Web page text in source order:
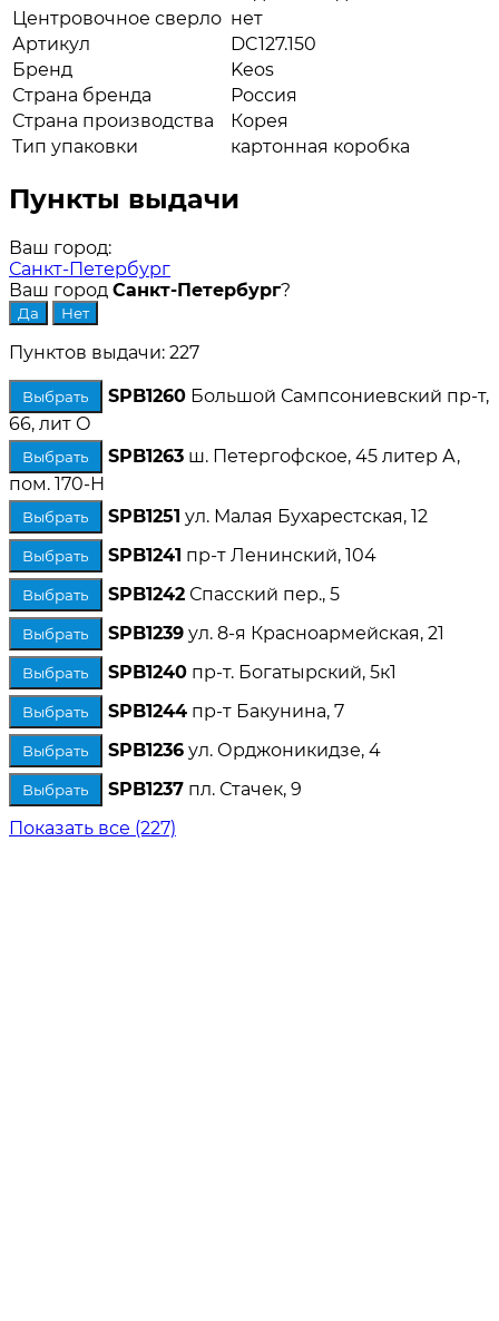
Центровочное сверло нет
Артикул
DC127.150
Бренд
Keos
Страна бренда
Россия
Страна производства
Корея
Тип упаковки
картонная коробка
Пункты выдачи
Ваш город:
Санкт-Петербург
Ваш город Санкт-Петербург?
Пунктов выдачи: 227
Выбрать SPB1260 Большой Сампсониевский пр-т,
66, лит О
Выбрать SPB1263 ш. Петергофское, 45 литер А,
пом. 170-Н
Выбрать SPB1251 ул. Малая Бухарестская, 12
Выбрать SPB1241 пр-т Ленинский, 104
Выбрать SPB1242 Спасский пер., 5
Выбрать SPB1239 ул. 8-я Красноармейская, 21
Выбрать SPB1240 пр-т. Богатырский, 5к1
Выбрать SPB1244 пр-т Бакунина, 7
Выбрать SPB1236 ул. Орджоникидзе, 4
Выбрать SPB1237 пл. Стачек, 9
Показать все (227)